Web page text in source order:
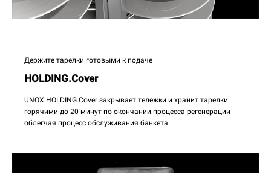
Держите тарелки готовыми к подаче
HOLDING.Cover
UNOX HOLDING.Cover закрывает тележки и хранит тарелки
горячими до 20 минут по окончании процесса регенерации
облегчая процесс обслуживания банкета.